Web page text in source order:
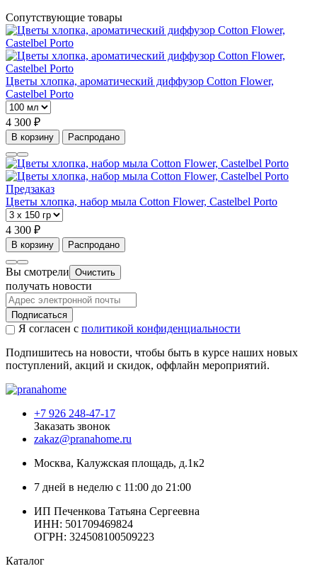
Сопутствующие товары
Цветы хлопка, ароматический диффузор Cotton Flower,
Castelbel Porto
4 300 ₽
В корзину Распродано
Предзаказ
Цветы хлопка, набор мыла Cotton Flower, Castelbel Porto
4 300 ₽
В корзину Распродано
Вы смотрели Очистить
получать новости
Подписаться
Я согласен с политикой конфиденциальности
Подпишитесь на новости, чтобы быть в курсе наших новых
поступлений, акций и скидок, оффлайн мероприятий.
+7 926 248-47-17
Заказать звонок
zakaz@pranahome.ru
Москва, Калужская площадь, д.1к2
7 дней в неделю с 11:00 до 21:00
ИП Печенкова Татьяна Сергеевна
ИНН: 501709469824
ОГРН: 324508100509223
Каталог